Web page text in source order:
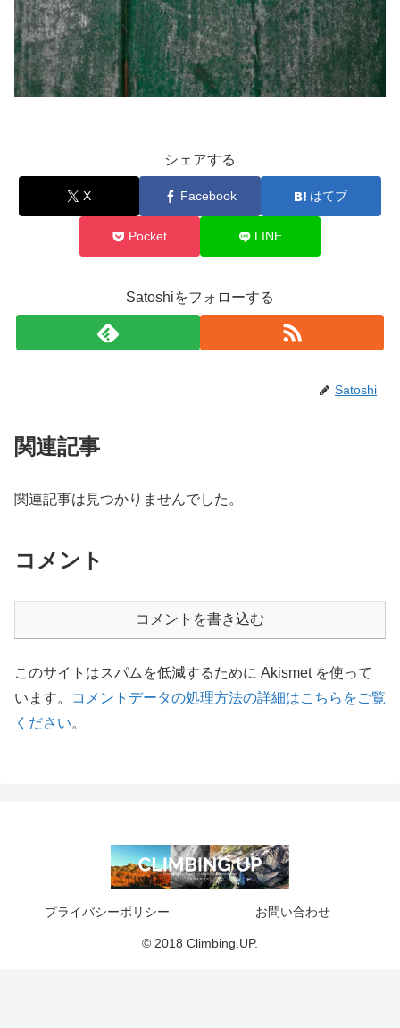
シェアする
X Facebook はてブ
Pocket LINE
Satoshiをフォローする
Satoshi
関連記事
関連記事は見つかりませんでした。
コメント
コメントを書き込む
このサイトはスパムを低減するために Akismet を使って
います。
コメントデータの処理方法の詳細はこちらをご覧
ください。
プライバシーポリシー お問い合わせ
© 2018 Climbing.UP.